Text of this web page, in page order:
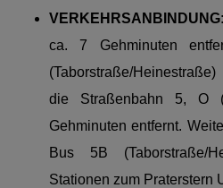
VERKEHRSANBINDUNG:
ca. 7 Gehminuten
(Taborstraße/
die Straßenbahn 5, O
Gehminuten entfernt.
Bus 5B (Taborstraße/
Stationen zum Praterstern